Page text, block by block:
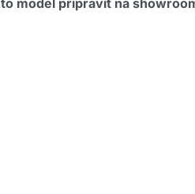
model připravit na